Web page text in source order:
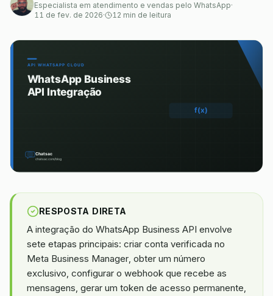
Especialista em atendimento e vendas pelo WhatsApp·
11 de fev. de 2026· 12 min de leitura
RESPOSTA DIRETA
A integração do WhatsApp Business API envolve
sete etapas principais: criar conta verificada no
Meta Business Manager, obter um número
exclusivo, configurar o webhook que recebe as
mensagens, gerar um token de acesso permanente,